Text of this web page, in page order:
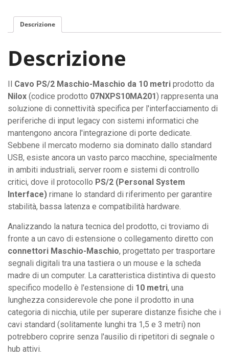
mouse
(Maschio-
Maschio)
lunghezza
10
metri
quantità
Descrizione
Descrizione
Il Cavo PS/2 Maschio-Maschio da 10 metri prodotto da
Nilox (codice prodotto 07NXPS10MA201) rappresenta una
soluzione di connettività specifica per l'interfacciamento di
periferiche di input legacy con sistemi informatici che
mantengono ancora l'integrazione di porte dedicate.
Sebbene il mercato moderno sia dominato dallo standard
USB, esiste ancora un vasto parco macchine, specialmente
in ambiti industriali, server room e sistemi di controllo
critici, dove il protocollo PS/2 (Personal System
Interface) rimane lo standard di riferimento per garantire
stabilità, bassa latenza e compatibilità hardware.
Analizzando la natura tecnica del prodotto, ci troviamo di
fronte a un cavo di estensione o collegamento diretto con
connettori Maschio-Maschio, progettato per trasportare
segnali digitali tra una tastiera o un mouse e la scheda
madre di un computer. La caratteristica distintiva di questo
specifico modello è l'estensione di 10 metri, una
lunghezza considerevole che pone il prodotto in una
categoria di nicchia, utile per superare distanze fisiche che i
cavi standard (solitamente lunghi tra 1,5 e 3 metri) non
potrebbero coprire senza l'ausilio di ripetitori di segnale o
hub attivi.